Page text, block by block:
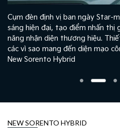
Cụm đèn định vị ban ngày Star-
sáng hiện đại, tạo điểm nhấn thị
năng nhận diện thương hiệu.
các vì sao mang đến diện mạo
New Sorento Hybrid
NEW SORENTO HYBRID